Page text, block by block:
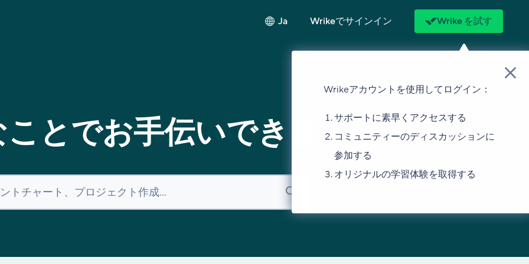
Ja Wrikeでサインイン Wrike を試す
Wrikeアカウントを使用してログイン：
サポートに素早くアクセスする
コミュニティーのディスカッションに
参加する
オリジナルの学習体験を取得する
とでお手伝いできますか？